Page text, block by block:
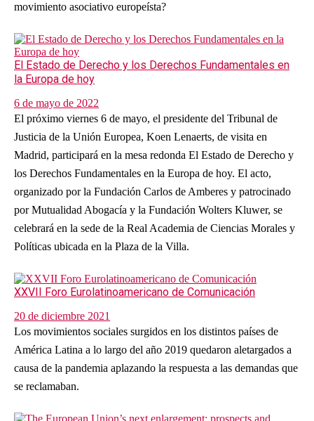
movimiento asociativo europeísta?
El Estado de Derecho y los Derechos Fundamentales en
la Europa de hoy
6 de mayo de 2022
El próximo viernes 6 de mayo, el presidente del Tribunal de
Justicia de la Unión Europea, Koen Lenaerts, de visita en
Madrid, participará en la mesa redonda El Estado de Derecho y
los Derechos Fundamentales en la Europa de hoy. El acto,
organizado por la Fundación Carlos de Amberes y patrocinado
por Mutualidad Abogacía y la Fundación Wolters Kluwer, se
celebrará en la sede de la Real Academia de Ciencias Morales y
Políticas ubicada en la Plaza de la Villa.
XXVII Foro Eurolatinoamericano de Comunicación
20 de diciembre 2021
Los movimientos sociales surgidos en los distintos países de
América Latina a lo largo del año 2019 quedaron aletargados a
causa de la pandemia aplazando la respuesta a las demandas que
se reclamaban.